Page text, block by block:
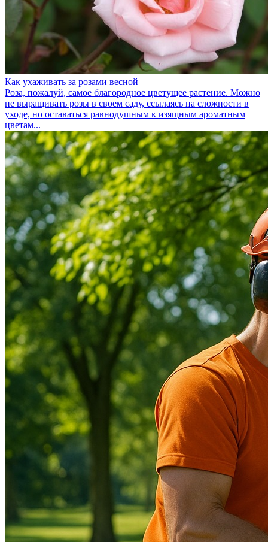
Как ухаживать за розами весной
Роза, пожалуй, самое благородное цветущее растение. Можно
не выращивать розы в своем саду, ссылаясь на сложности в
уходе, но оставаться равнодушным к изящным ароматным
цветам...